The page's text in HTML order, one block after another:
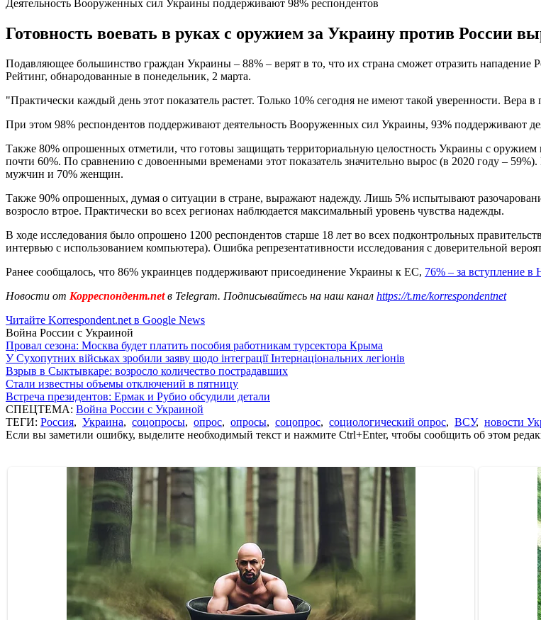
Деятельность Вооруженных сил Украины поддерживают 98% респондентов
Готовность воевать в руках с оружием за Украину против России
Подавляющее большинство граждан Украины – 88% – верят в то, что их страна сможет отразить нападение
Рейтинг, обнародованные в понедельник, 2 марта.
"Практически каждый день этот показатель растет. Только 10% сегодня не имеют такой уверенности. Вера
При этом 98% респондентов поддерживают деятельность Вооруженных сил Украины, 93% поддерживают
Также 80% опрошенных отметили, что готовы защищать территориальную целостность Украины с оружием
почти 60%. По сравнению с довоенными временами этот показатель значительно вырос (в 2020 году –
мужчин и 70% женщин.
Также 90% опрошенных, думая о ситуации в стране, выражают надежду. Лишь 5% испытывают
возросло втрое. Практически во всех регионах наблюдается максимальный уровень чувства надежды.
В ходе исследования было опрошено 1200 респондентов старше 18 лет во всех подконтрольных
интервью с использованием компьютера). Ошибка репрезентативности исследования с доверительной
Ранее сообщалось, что 86% украинцев поддерживают присоединение Украины к ЕС, 76% – за вступление
Новости от Корреспондент.netв Telegram. Подписывайтесь на наш канал https://t.me/korrespondentnet
Читайте Korrespondent.net в Google News
Война России с Украиной
Провал сезона: Москва будет платить пособия работникам турсектора Крыма
У Сухопутних військах зробили заяву щодо інтеграції Інтернаціональних легіонів
Взрыв в Сыктывкаре: возросло количество пострадавших
Стали известны объемы отключений в пятницу
Встреча президентов: Ермак и Рубио обсудили детали
СПЕЦТЕМА: Война России с Украиной
ТЕГИ: Россия, Украина, соцопросы, опрос, опросы, соцопрос, социологический опрос, ВСУ, новости
Если вы заметили ошибку, выделите необходимый текст и нажмите Ctrl+Enter, чтобы сообщить об этом